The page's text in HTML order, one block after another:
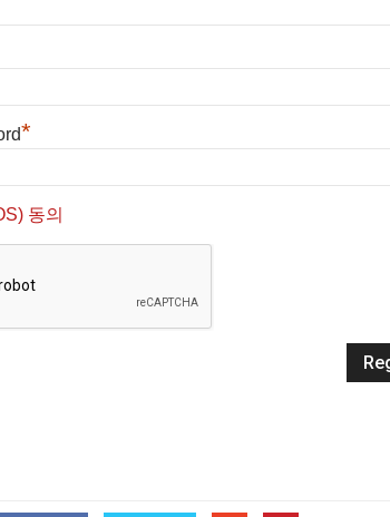
*
동의